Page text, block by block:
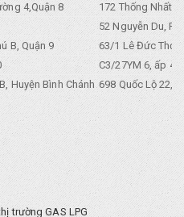
4,Quận 8
172 Thống Nhất.
52 Nguyễn Du,
B, Quận 9
63/1 Lê Đức Thọ,
C3/27YM 6, ấp 4,
Huyện Bình Chánh 698 Quốc Lộ 22,
trường GAS LPG